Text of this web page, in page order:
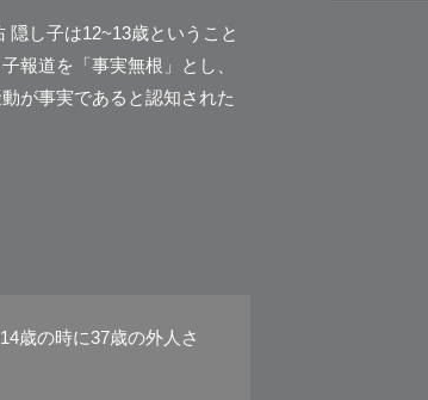
し子は12~13歳ということ
報道を「事実無根」とし、
が事実であると認知された
歳の時に37歳の外人さ